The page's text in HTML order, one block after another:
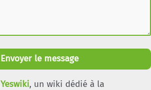
Envoyer le message
Yeswiki, un wiki dédié à la